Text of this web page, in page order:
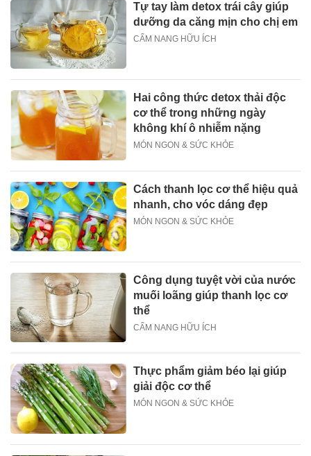
Tự tay làm detox trái cây giúp
dưỡng da căng mịn cho chị em
CẨM NANG HỮU ÍCH
Hai công thức detox thải độc
cơ thể trong những ngày
không khí ô nhiễm nặng
MÓN NGON & SỨC KHỎE
Cách thanh lọc cơ thể hiệu quả
nhanh, cho vóc dáng đẹp
MÓN NGON & SỨC KHỎE
Công dụng tuyệt vời của nước
muối loãng giúp thanh lọc cơ
thể
CẨM NANG HỮU ÍCH
Thực phẩm giảm béo lại giúp
giải độc cơ thể
MÓN NGON & SỨC KHỎE